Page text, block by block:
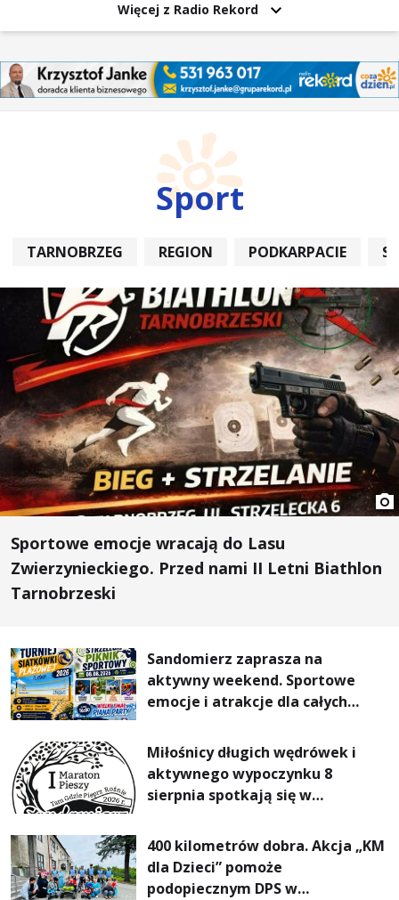
Więcej z Radio Rekord
Sport
TARNOBRZEG REGION PODKARPACIE
Sportowe emocje wracają do Lasu
Zwierzynieckiego. Przed nami II Letni Biathlon
Tarnobrzeski
Sandomierz zaprasza na
aktywny weekend. Sportowe
emocje i atrakcje dla całych
Miłośnicy długich wędrówek i
aktywnego wypoczynku 8
sierpnia spotkają się w
Pieszym „Tam Gdzie Pieprz
Rośnie”
400 kilometrów dobra. Akcja „KM
dla Dzieci” pomoże
podopiecznym DPS w